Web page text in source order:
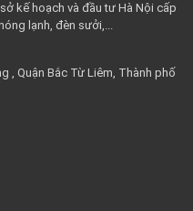
kế hoạch và đầu tư Hà Nội cấp
lạnh, đèn sưởi,...
, Quận Bắc Từ Liêm, Thành phố